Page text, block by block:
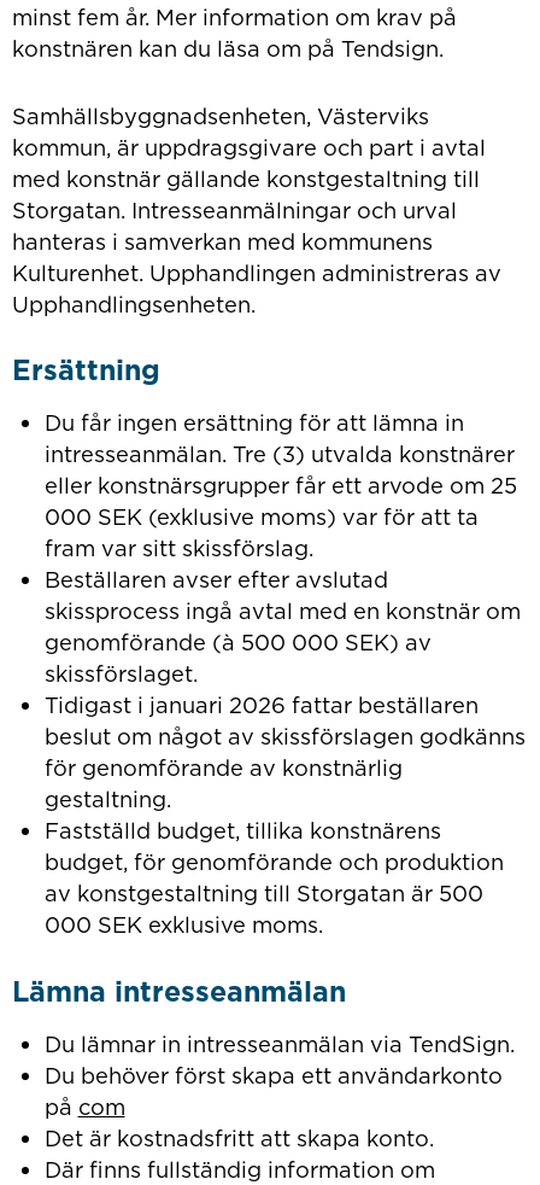
minst fem år. Mer information om krav på
konstnären kan du läsa om på Tendsign.
Samhällsbyggnadsenheten, Västerviks
kommun, är uppdragsgivare och part i avtal
med konstnär gällande konstgestaltning till
Storgatan. Intresseanmälningar och urval
hanteras i samverkan med kommunens
Kulturenhet. Upphandlingen administreras av
Upphandlingsenheten.
Ersättning
Du får ingen ersättning för att lämna in
intresseanmälan. Tre (3) utvalda konstnärer
eller konstnärsgrupper får ett arvode om 25
000 SEK (exklusive moms) var för att ta
fram var sitt skissförslag.
Beställaren avser efter avslutad
skissprocess ingå avtal med en konstnär om
genomförande (à 500 000 SEK) av
skissförslaget.
Tidigast i januari 2026 fattar beställaren
beslut om något av skissförslagen godkänns
för genomförande av konstnärlig
gestaltning.
Fastställd budget, tillika konstnärens
budget, för genomförande och produktion
av konstgestaltning till Storgatan är 500
000 SEK exklusive moms.
Lämna intresseanmälan
Du lämnar in intresseanmälan via TendSign.
Du behöver först skapa ett användarkonto
på com
Det är kostnadsfritt att skapa konto.
Där finns fullständig information om